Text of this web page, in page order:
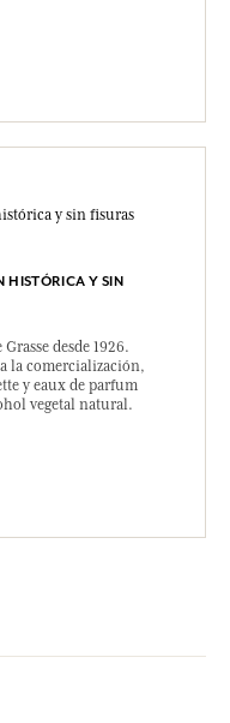
HISTÓRICA Y SIN
desde 1926.
la comercialización,
y eaux de parfum
vegetal natural.